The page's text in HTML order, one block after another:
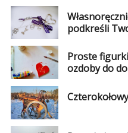
podkreśli
Proste
ozdoby do